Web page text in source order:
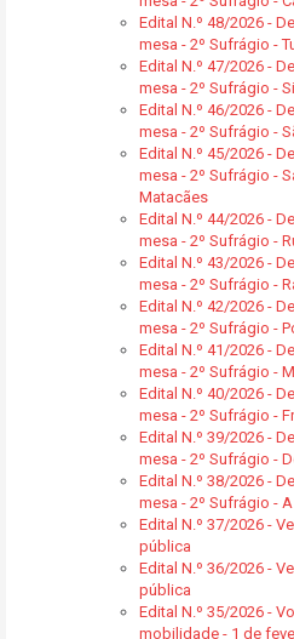
Edital N.º 48/2026 -
mesa - 2º Sufrágio -
Edital N.º 47/2026 -
mesa - 2º Sufrágio -
Edital N.º 46/2026 -
mesa - 2º Sufrágio -
Edital N.º 45/2026 -
mesa - 2º Sufrágio -
Matacães
Edital N.º 44/2026 -
mesa - 2º Sufrágio -
Edital N.º 43/2026 -
mesa - 2º Sufrágio -
Edital N.º 42/2026 -
mesa - 2º Sufrágio -
Edital N.º 41/2026 -
mesa - 2º Sufrágio -
Edital N.º 40/2026 -
mesa - 2º Sufrágio -
Edital N.º 39/2026 -
mesa - 2º Sufrágio -
Edital N.º 38/2026 -
mesa - 2º Sufrágio -
Edital N.º 37/2026 -
pública
Edital N.º 36/2026 -
pública
Edital N.º 35/2026 -
mobilidade - 1 de